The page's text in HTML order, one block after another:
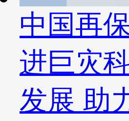
中国再
进巨灾
发展 助